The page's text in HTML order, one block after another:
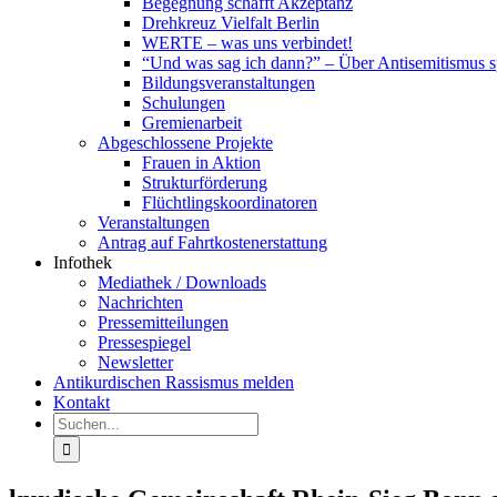
Drehkreuz Vielfalt Berlin
WERTE – was uns verbindet!
“Und was sag ich dann?” – Über Antisemitismus
Bildungsveranstaltungen
Schulungen
Gremienarbeit
Abgeschlossene Projekte
Frauen in Aktion
Strukturförderung
Flüchtlingskoordinatoren
Veranstaltungen
Antrag auf Fahrtkostenerstattung
Infothek
Mediathek / Downloads
Nachrichten
Pressemitteilungen
Pressespiegel
Newsletter
Antikurdischen Rassismus melden
Kontakt
Suche
nach: